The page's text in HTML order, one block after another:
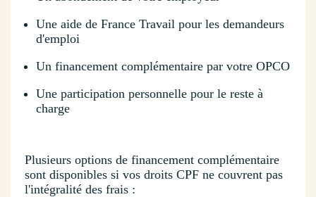
Une aide de France Travail pour les demandeurs
d'emploi
Un financement complémentaire par votre OPCO
Une participation personnelle pour le reste à
charge
Plusieurs options de financement complémentaire
sont disponibles si vos droits CPF ne couvrent pas
l'intégralité des frais :